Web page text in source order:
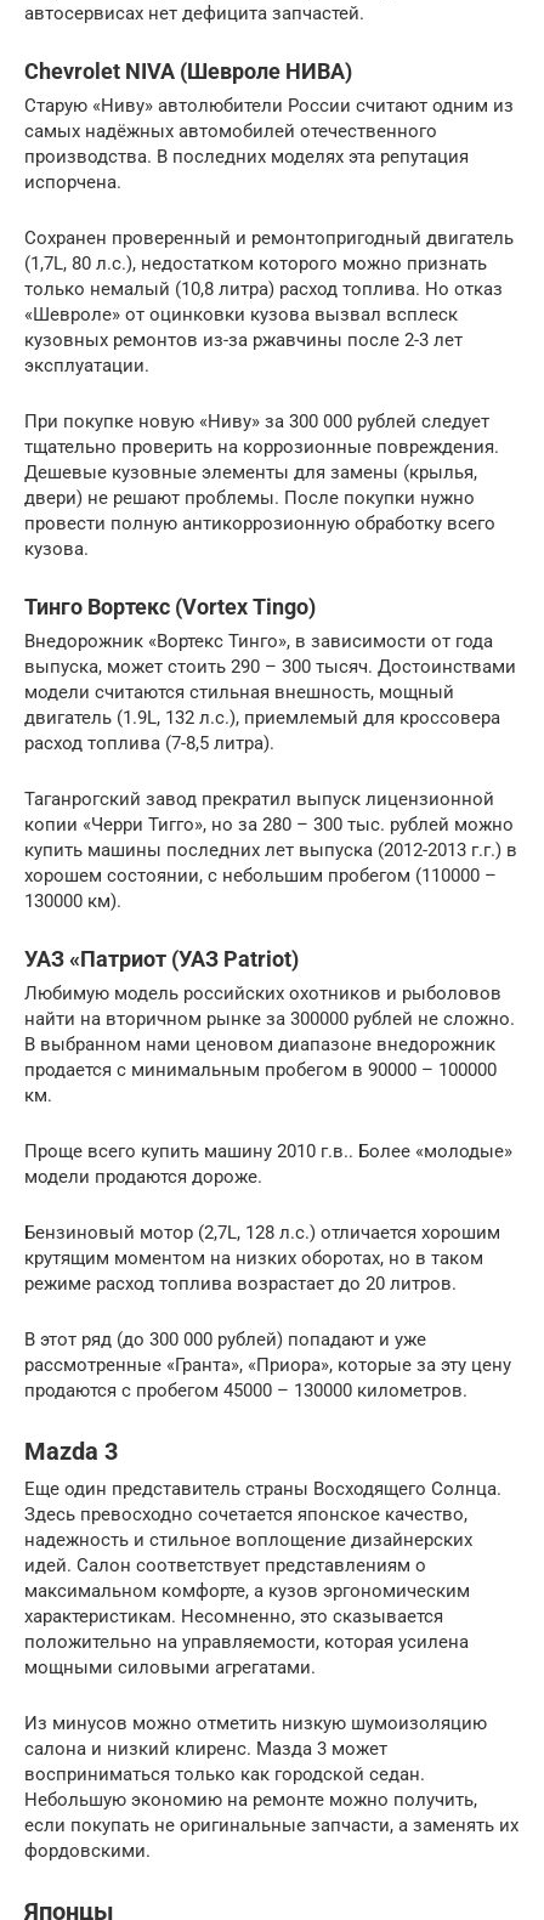
автосервисах нет дефицита запчастей.
Chevrolet NIVA (Шевроле НИВА)
Старую «Ниву» автолюбители России считают одним из
самых надёжных автомобилей отечественного
производства. В последних моделях эта репутация
испорчена.
Сохранен проверенный и ремонтопригодный двигатель
(1,7L, 80 л.с.), недостатком которого можно признать
только немалый (10,8 литра) расход топлива. Но отказ
«Шевроле» от оцинковки кузова вызвал всплеск
кузовных ремонтов из-за ржавчины после 2-3 лет
эксплуатации.
При покупке новую «Ниву» за 300 000 рублей следует
тщательно проверить на коррозионные повреждения.
Дешевые кузовные элементы для замены (крылья,
двери) не решают проблемы. После покупки нужно
провести полную антикоррозионную обработку всего
кузова.
Тинго Вортекс (Vortex Tingo)
Внедорожник «Вортекс Тинго», в зависимости от года
выпуска, может стоить 290 – 300 тысяч. Достоинствами
модели считаются стильная внешность, мощный
двигатель (1.9L, 132 л.с.), приемлемый для кроссовера
расход топлива (7-8,5 литра).
Таганрогский завод прекратил выпуск лицензионной
копии «Черри Тигго», но за 280 – 300 тыс. рублей можно
купить машины последних лет выпуска (2012-2013 г.г.) в
хорошем состоянии, с небольшим пробегом (110000 –
130000 км).
УАЗ «Патриот (УАЗ Patriot)
Любимую модель российских охотников и рыболовов
найти на вторичном рынке за 300000 рублей не сложно.
В выбранном нами ценовом диапазоне внедорожник
продается с минимальным пробегом в 90000 – 100000
км.
Проще всего купить машину 2010 г.в.. Более «молодые»
модели продаются дороже.
Бензиновый мотор (2,7L, 128 л.с.) отличается хорошим
крутящим моментом на низких оборотах, но в таком
режиме расход топлива возрастает до 20 литров.
В этот ряд (до 300 000 рублей) попадают и уже
рассмотренные «Гранта», «Приора», которые за эту цену
продаются с пробегом 45000 – 130000 километров.
Mazda 3
Еще один представитель страны Восходящего Солнца.
Здесь превосходно сочетается японское качество,
надежность и стильное воплощение дизайнерских
идей. Салон соответствует представлениям о
максимальном комфорте, а кузов эргономическим
характеристикам. Несомненно, это сказывается
положительно на управляемости, которая усилена
мощными силовыми агрегатами.
Из минусов можно отметить низкую шумоизоляцию
салона и низкий клиренс. Мазда 3 может
восприниматься только как городской седан.
Небольшую экономию на ремонте можно получить,
если покупать не оригинальные запчасти, а заменять их
фордовскими.
Японцы